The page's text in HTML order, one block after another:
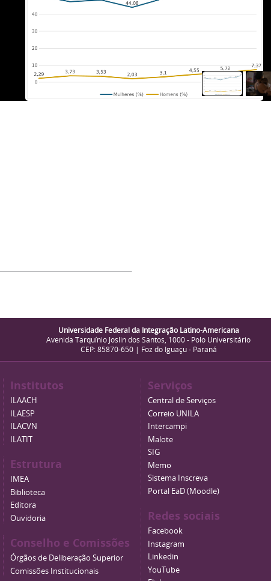
Universidade Federal da Integração Latino-Americana
Avenida Tarquínio Joslin dos Santos, 1000 - Polo Universitário
CEP: 85870-650 | Foz do Iguaçu - Paraná
Institutos
ILAACH
ILAESP
ILACVN
ILATIT
Estrutura
IMEA
Biblioteca
Editora
Ouvidoria
Conselho e Comissões
Órgãos de Deliberação Superior
Comissões Institucionais
Serviços
Central de Serviços
Correio UNILA
Intercampi
Malote
SIG
Memo
Sistema Inscreva
Portal EaD (Moodle)
Redes sociais
Facebook
Instagram
Linkedin
YouTube